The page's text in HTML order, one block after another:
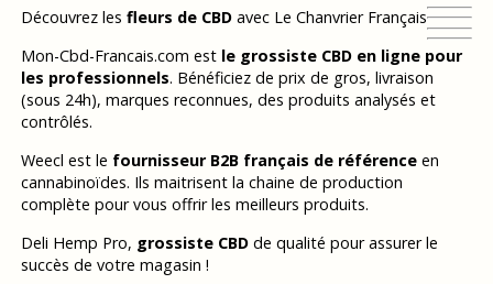
Découvrez les fleurs de CBDavec Le Chanvrier Français
Mon-Cbd-Francais.com est le grossiste CBD en ligne pour
les professionnels. Bénéficiez de prix de gros, livraison
(sous 24h), marques reconnues, des produits analysés et
contrôlés.
Weecl est le fournisseur B2B français de référenceen
cannabinoïdes. Ils maitrisent la chaine de production
complète pour vous offrir les meilleurs produits.
Deli Hemp Pro, grossiste CBDde qualité pour assurer le
succès de votre magasin !